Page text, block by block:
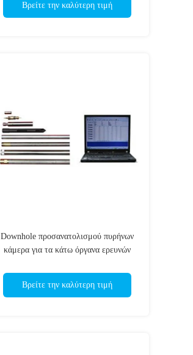
Βρείτε την καλύτερη τιμή
Downhole προσανατολισμού πυρήνων
κάμερα για τα κάτω όργανα ερευνών
Βρείτε την καλύτερη τιμή